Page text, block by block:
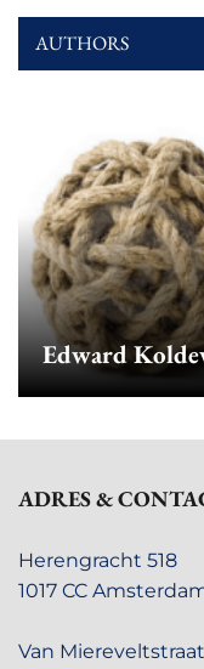
AUTHORS
Edward
ADRES &
1017 CC
Van